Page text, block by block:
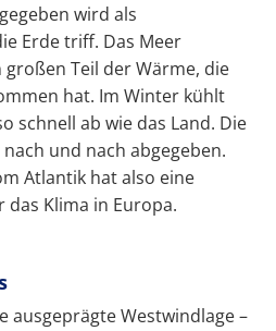
wird als
Erde triff. Das Meer
Teil der Wärme, die
hat. Im Winter kühlt
schnell ab wie das Land. Die
und nach abgegeben.
Atlantik hat also eine
Klima in Europa.
ausgeprägte Westwindlage –